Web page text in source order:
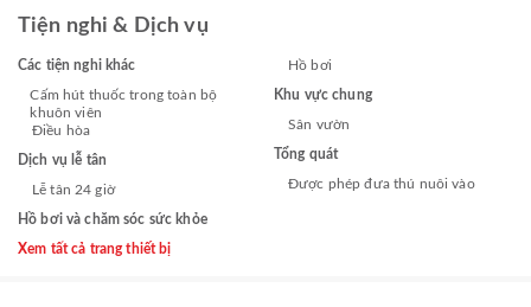
Tiện nghi & Dịch vụ
Các tiện nghi khác
Cấm hút thuốc trong toàn bộ
khuôn viên
Điều hòa
Dịch vụ lễ tân
Lễ tân 24 giờ
Hồ bơi và chăm sóc sức khỏe
Hồ bơi
Khu vực chung
Sân vườn
Tổng quát
Được phép đưa thú nuôi vào
Xem tất cả trang thiết bị